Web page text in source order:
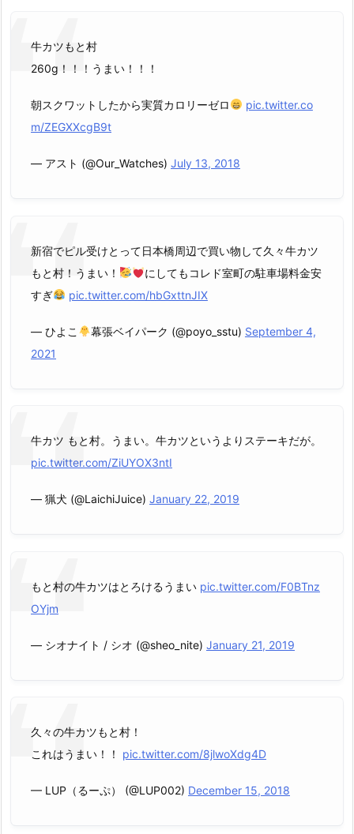
牛カツもと村
260g！！！うまい！！！
朝スクワットしたから実質カロリーゼロ
pic.twitter.co
m/ZEGXXcgB9t
— アスト (@Our_Watches) July 13, 2018
新宿でピル受けとって日本橋周辺で買い物して久々牛カツ
もと村！うまい！
にしてもコレド室町の駐車場料金安
すぎ
pic.twitter.com/hbGxttnJIX
— ひよこ 幕張ベイパーク (@poyo_sstu) September 4,
2021
牛カツ もと村。うまい。牛カツというよりステーキだが。
pic.twitter.com/ZiUYOX3ntI
— 猟犬 (@LaichiJuice) January 22, 2019
もと村の牛カツはとろけるうまい pic.twitter.com/F0BTnz
OYjm
— シオナイト / シオ (@sheo_nite) January 21, 2019
久々の牛カツもと村！
これはうまい！！ pic.twitter.com/8jlwoXdg4D
— LUP（るーぷ） (@LUP002) December 15, 2018